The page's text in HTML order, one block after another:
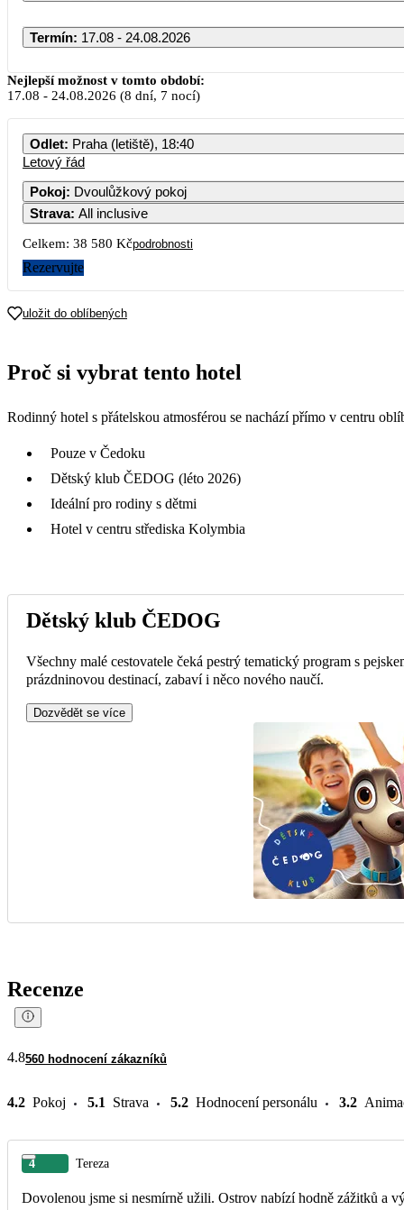
Termín: 17.08 - 24.08.2026
PO ÚT ST
19 790
Nejlepší možnost v tomto období:
17.08 - 24.08.2026 (8 dní, 7 nocí)
Odlet: Praha (letiště), 18:40
Letový řád
Pokoj: Dvoulůžkový pokoj
Strava: All inclusive
Celkem: 38 580 Kčpodrobnosti
Rezervujte
uložit do oblíbených
Proč si vybrat tento hotel
Rodinný hotel s přátelskou atmosférou se nachází přímo v centru
Pouze v Čedoku
Dětský klub ČEDOG (léto 2026)
Ideální pro rodiny s dětmi
Hotel v centru střediska Kolymbia
Dětský klub ČEDOG
Všechny malé cestovatele čeká pestrý tematický program s
prázdninovou destinací, zabaví i něco nového naučí.
Dozvědět se více
Recenze
4.8560 hodnocení zákazníků
4.2 Pokoj 5.1 Strava 5.2 Hodnocení personálu 3.2
4 Tereza
Dovolenou jsme si nesmírně užili. Ostrov nabízí hodně zážitků a